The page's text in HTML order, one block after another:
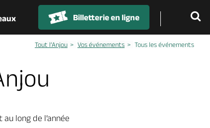
Billetterie en ligne
Tout l’Anjou Vos événements Tous les événements
long de l’année